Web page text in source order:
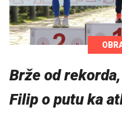
Brže od
Filip o putu ka